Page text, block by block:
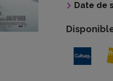
Date de